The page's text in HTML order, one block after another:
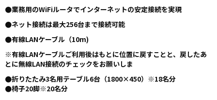
●業務用のWiFiルータでインターネットの安定接続を実現
●ネット接続は最大256台まで接続可能
●有線LANケーブル（10m)
※有線LANケーブルご利用後はもとに位置に戻すことと、戻したあ
とに無線LAN接続のチェックをお願いしま
●折りたたみ3名用テーブル6台（1800×450）※18名分
●椅子20脚※20名分